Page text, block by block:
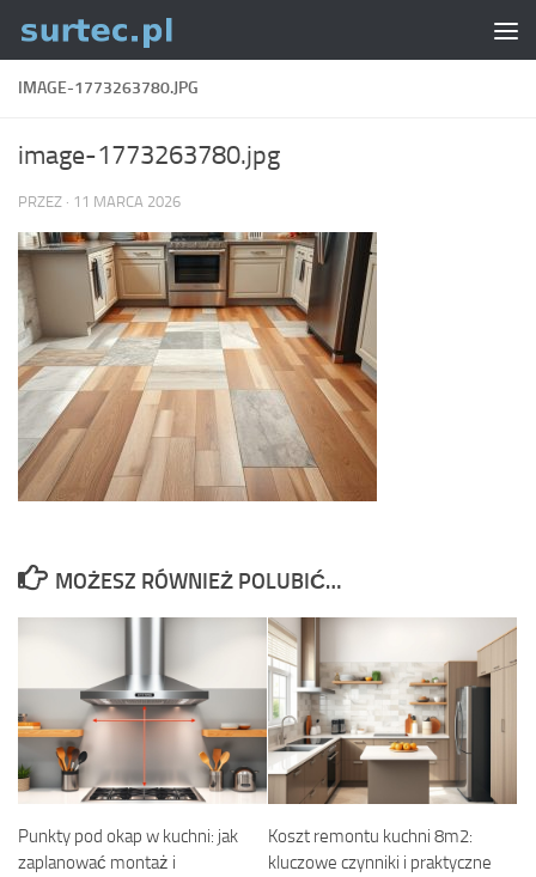
Skip to content
IMAGE-1773263780.JPG
image-1773263780.jpg
PRZEZ · 11 MARCA 2026
MOŻESZ RÓWNIEŻ POLUBIĆ…
Punkty pod okap w kuchni: jak
zaplanować montaż i
Koszt remontu kuchni 8m2:
kluczowe czynniki i praktyczne